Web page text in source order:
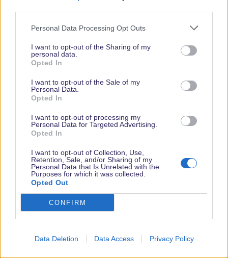
Personal Data Processing Opt Outs
I want to opt-out of the Sharing of my
personal data.
Opted In
I want to opt-out of the Sale of my
Personal Data.
Opted In
I want to opt-out of processing my
Personal Data for Targeted Advertising.
Opted In
I want to opt-out of Collection, Use,
Retention, Sale, and/or Sharing of my
Personal Data that Is Unrelated with the
Purposes for which it was collected.
Opted Out
CONFIRM
Data Deletion Data Access Privacy Policy
n
keine vom Disneyland Paris.
Das Merchandise muß nicht unbedingt vom Disneyland Paris
sein, ganz allgemein von Disney ist auch völlig okay.
Denn wenn man genau hin schaut ist zu erkennen das von
meinen Magneten auch eins nicht aus Paris ist. :0)
MainStation
4 September 2021
Guten Morgen,
hat noch jemand Disney Magnete die er zeigen möchte?
@braveprincessDeine sind so süß.